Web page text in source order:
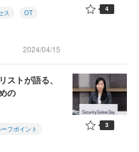
ス OT
2024/04/15
4
ストが語る、
の
フポイント 3